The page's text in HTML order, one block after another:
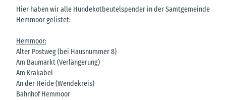
Hier haben wir alle Hundekotbeutelspender in der Samtgemeinde
Hemmoor gelistet:
Hemmoor:
Alter Postweg (bei Hausnummer 8)
Am Baumarkt (Verlängerung)
Am Krakabel
An der Heide (Wendekreis)
Bahnhof Hemmoor